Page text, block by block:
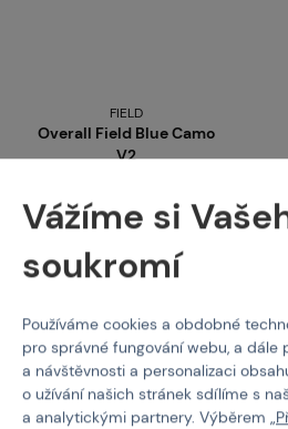
FIELD
Overall Field Blue Camo
V2
Kód: M-332392
590 Kč
3 varianty skladem
Vážíme si
soukromí
Používáme cookies a obdobné
pro správné fungování webu, a dále
a návštěvnosti a personalizaci
o užívání našich stránek sdílíme s
a analytickými partnery. Výběrem „